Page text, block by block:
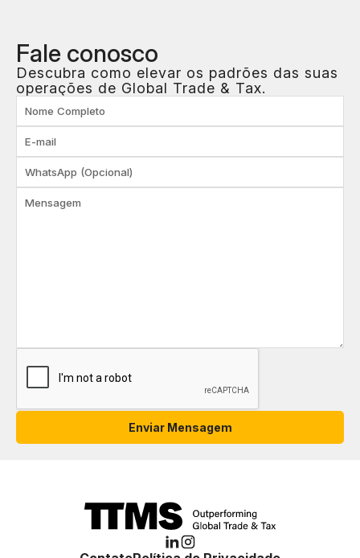
Fale conosco
Descubra como elevar os padrões das suas
operações de Global Trade & Tax.